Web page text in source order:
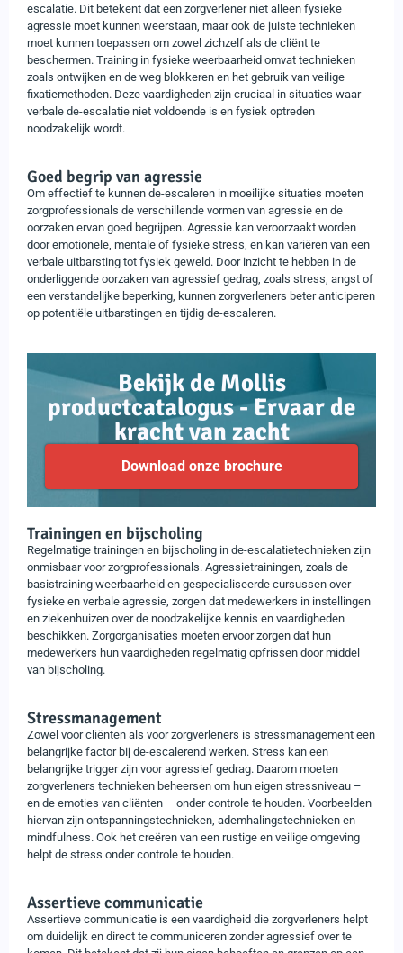
escalatie. Dit betekent dat een zorgverlener niet alleen fysieke
agressie moet kunnen weerstaan, maar ook de juiste technieken
moet kunnen toepassen om zowel zichzelf als de cliënt te
beschermen. Training in fysieke weerbaarheid omvat technieken
zoals ontwijken en de weg blokkeren en het gebruik van veilige
fixatiemethoden. Deze vaardigheden zijn cruciaal in situaties waar
verbale de-escalatie niet voldoende is en fysiek optreden
noodzakelijk wordt.
Goed begrip van agressie
Om effectief te kunnen de-escaleren in moeilijke situaties moeten
zorgprofessionals de verschillende vormen van agressie en de
oorzaken ervan goed begrijpen. Agressie kan veroorzaakt worden
door emotionele, mentale of fysieke stress, en kan variëren van een
verbale uitbarsting tot fysiek geweld. Door inzicht te hebben in de
onderliggende oorzaken van agressief gedrag, zoals stress, angst of
een verstandelijke beperking, kunnen zorgverleners beter anticiperen
op potentiële uitbarstingen en tijdig de-escaleren.
Bekijk de Mollis
productcatalogus - Ervaar de
kracht van zacht
Download onze brochure
Trainingen en bijscholing
Regelmatige trainingen en bijscholing in de-escalatietechnieken zijn
onmisbaar voor zorgprofessionals. Agressietrainingen, zoals de
basistraining weerbaarheid en gespecialiseerde cursussen over
fysieke en verbale agressie, zorgen dat medewerkers in instellingen
en ziekenhuizen over de noodzakelijke kennis en vaardigheden
beschikken. Zorgorganisaties moeten ervoor zorgen dat hun
medewerkers hun vaardigheden regelmatig opfrissen door middel
van bijscholing.
Stressmanagement
Zowel voor cliënten als voor zorgverleners is stressmanagement een
belangrijke factor bij de-escalerend werken. Stress kan een
belangrijke trigger zijn voor agressief gedrag. Daarom moeten
zorgverleners technieken beheersen om hun eigen stressniveau –
en de emoties van cliënten – onder controle te houden. Voorbeelden
hiervan zijn ontspanningstechnieken, ademhalingstechnieken en
mindfulness. Ook het creëren van een rustige en veilige omgeving
helpt de stress onder controle te houden.
Assertieve communicatie
Assertieve communicatie is een vaardigheid die zorgverleners helpt
om duidelijk en direct te communiceren zonder agressief over te